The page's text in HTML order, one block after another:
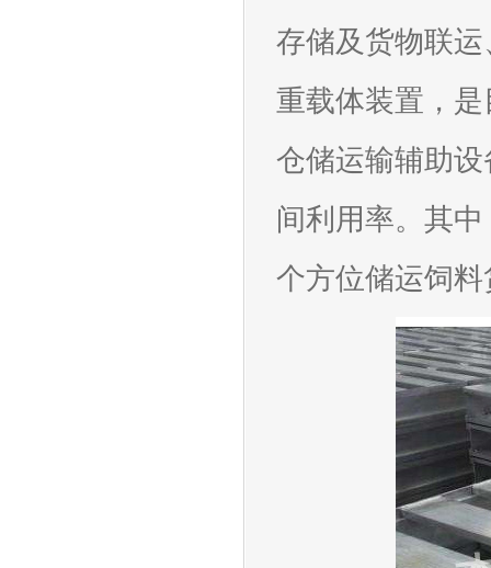
存储及货物联
重载体装置，
仓储运输辅助
间利用率。其
个方位储运饲